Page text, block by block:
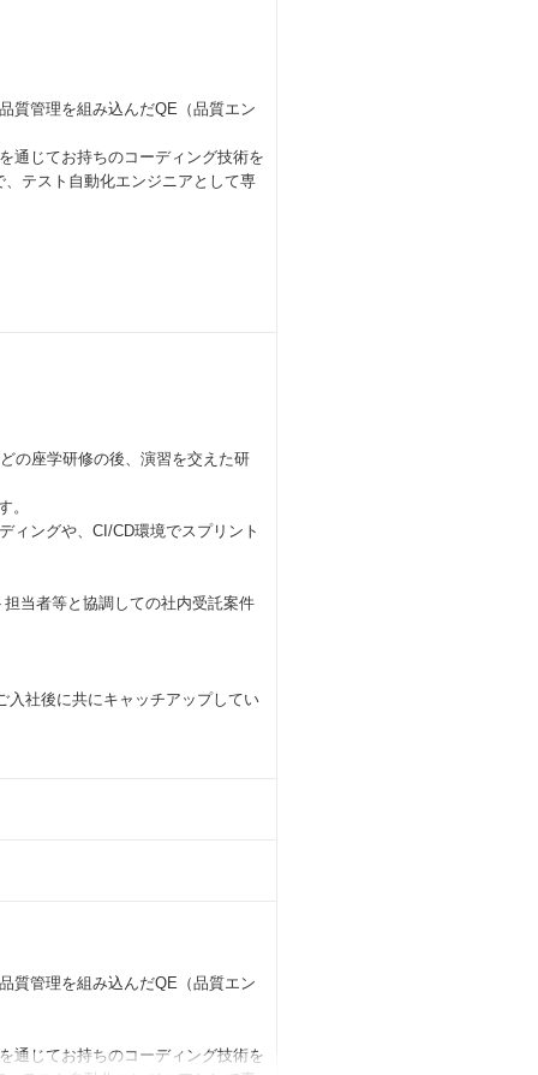
質管理を組み込んだQE（品質エン
通じてお持ちのコーディング技術を
テスト自動化エンジニアとして専
の座学研修の後、演習を交えた研
。
ィングや、CI/CD環境でスプリント
当者等と協調しての社内受託案件
社後に共にキャッチアップしてい
質管理を組み込んだQE（品質エン
通じてお持ちのコーディング技術を